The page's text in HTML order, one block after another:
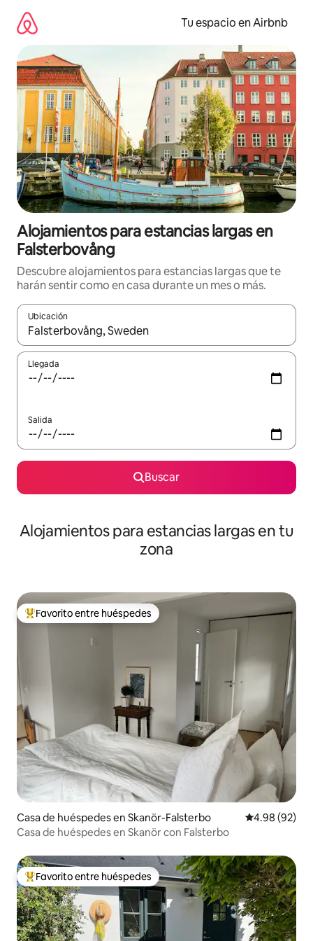
contenido
Tu espacio en Airbnb
Alojamientos para estancias largas en
Falsterbovång
Descubre alojamientos para estancias largas que te
harán sentir como en casa durante un mes o más.
Ubicación
Cuando los resultados estén disponibles, podrás navegar
Llegada
Salida
Buscar
Alojamientos para estancias largas en tu
zona
De los mejores en Favorito entre huéspedes
Favorito entre huéspedes
Casa de huéspedes en Skanör-Falsterbo Calificación
4.98 (92)
Casa de huéspedes en Skanör con Falsterbo
De los mejores en Favorito entre huéspedes
Favorito entre huéspedes